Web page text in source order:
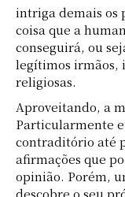
intriga demais os
coisa que a
conseguirá, ou
legítimos irmãos,
religiosas.
Aproveitando, a
Particularmente
contraditório até
afirmações que
opinião. Porém,
descobre o seu